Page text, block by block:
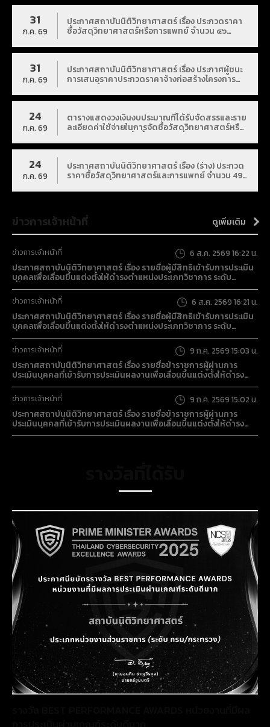
31
ก.ค. 69
ประกาศสถาบันนิติวิทยาศาสตร์ เรื่อง ประกวดราคา
ซื้อวัสดุวิทยาศาสตร์หรือการแพทย์ จำนวน ๔๖
bidding)
31
ก.ค. 69
ประกาศสถาบันนิติวิทยาศาสตร์ เรื่อง ประกาศผู้ชนะ
การเสนอราคาประกวดราคาจ้างก่อสร้างโครงการ
ด้วยวิธีประกวดราคาอิเล็กทรอนิกส์ (e-bidding)
24
ก.ค. 69
ตารางแสดงวงเงินงบประมาณที่ได้รับจัดสรรและราย
ละเอียดค่าใช้จ่ายในการจัดซื้อวัสดุวิทยาศาสตร์หรือ
พันธุกรรมบุคคล จำนวน 38 รายการ
24
ก.ค. 69
ประกาศสถาบันนิติวิทยาศาสตร์ เรื่อง (ร่าง) ประกวด
ราคาซื้อวัสดุวิทยาศาสตร์และการแพทย์ จำนวน 49
อิเล็กทรอนิกส์ (e-bidding)
ข่าวการเจ้าหน้าที่ ดูเพิ่มเติม
ข่าวการเจ้าหน้าที่
6 ส.ค. 2569 16:22 น.
ประกาศสถาบันนิติวิทยาศาสตร์ เรื่อง รายชื่อผู้มีสิทธิเข้ารับการประเมิน
บุคคลเพื่อเลื่อนขึ้นแต่งตั้งให้ดำรงตำแหน่งประเภทวิชาการ ระดับ
เชี่ยวชาญ ของสถาบันนิติวิทยาศาสตร์
ข่าวการเจ้าหน้าที่
6 ส.ค. 2569 16:21 น.
ประกาศสถาบันนิติวิทยาศาสตร์ เรื่อง รายชื่อผู้มีสิทธิเข้ารับการประเมิน
บุคคลเพื่อเลื่อนขึ้นแต่งตั้งให้ดำรงตำแหน่งประเภทวิชาการ ระดับ
ชำนาญการพิเศษ ของสถาบันนิติวิทยาศาสตร์
ข่าวการเจ้าหน้าที่
9 ก.ค. 2569 15:03 น.
ประกาศสถาบันนิติวิทยาศาสตร์ เรื่อง รายชื่อข้าราชการผู้ผ่านการ
ประเมินบุคคลที่เข้ารับการประเมินผลงานเพื่อเลื่อนขึ้นแต่งตั้งให้ดำรง
ตำแหน่งนักนิติวิทยาศาสตร์ชำนาญการ
ข่าวการเจ้าหน้าที่
9 ก.ค. 2569 15:02 น.
ประกาศสถาบันนิติวิทยาศาสตร์ เรื่อง รายชื่อข้าราชการผู้ผ่านการ
ประเมินบุคคลที่เข้ารับการประเมินผลงานเพื่อเลื่อนขึ้นแต่งตั้งให้ดำรง
ตำแหน่งนักจัดการงานทั่วไปชำนาญการ